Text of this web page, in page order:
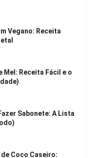
Vegano: Receita
Mel: Receita Fácil e o
Sabonete: A Lista
Coco Caseiro: